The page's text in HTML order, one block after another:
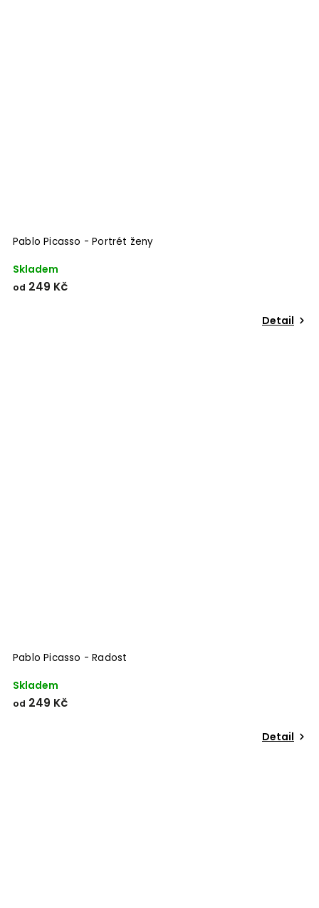
Pablo Picasso - Portrét ženy
Skladem
od 249 Kč
Detail
Pablo Picasso - Radost
Skladem
od 249 Kč
Detail